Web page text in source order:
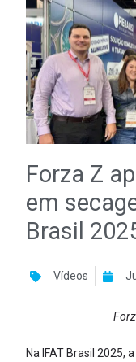
Forza Z
em
Brasil
Vídeos
Na IFAT Brasil 2025,